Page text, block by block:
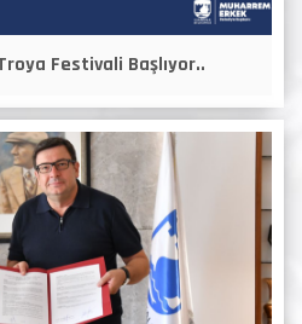
Festivali Başlıyor..